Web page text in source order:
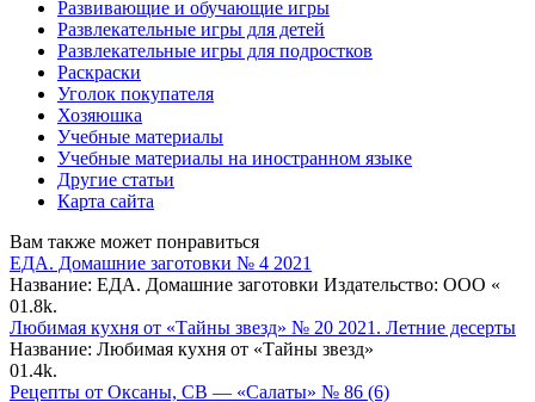
Развивающие и обучающие игры
Развлекательные игры для детей
Развлекательные игры для подростков
Раскраски
Уголок покупателя
Хозяюшка
Учебные материалы
Учебные материалы на иностранном языке
Другие статьи
Карта сайта
Вам также может понравиться
ЕДА. Домашние заготовки № 4 2021
Название: ЕДА. Домашние заготовки Издательство: ООО «
01.8k.
Любимая кухня от «Тайны звезд» № 20 2021. Летние десерты
Название: Любимая кухня от «Тайны звезд»
01.4k.
Рецепты от Оксаны, CВ — «Салаты» № 86 (6)